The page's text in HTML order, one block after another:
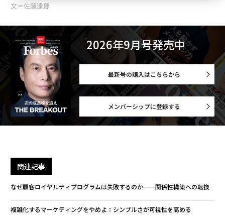
文＝佐藤達郎
2026年9月号発売中
最新号の購入はこちらから
メンバーシップに登録する
関連記事
なぜ顧客ロイヤルティプログラムは失敗するのか──関係性構築への転換
複雑化するマーケティングをやめよ：シンプルさが可視性を高める